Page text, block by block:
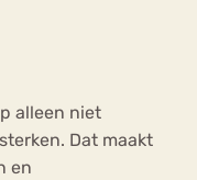
alleen niet
Dat maakt
en